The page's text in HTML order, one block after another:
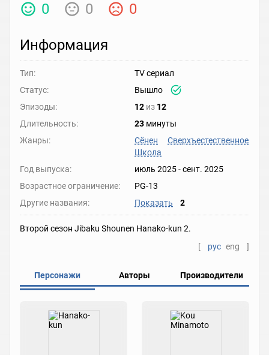
0 0 0
Информация
Тип:
TV сериал
Статус:
Вышло
Эпизоды:
12 из 12
Длительность:
23 минуты
Жанры:
Сёнен
Сверхъестественное
Школа
Год выпуска:
июль 2025-сент. 2025
Возрастное ограничение:
PG-13
Другие названия:
Показать 2
Второй сезон Jibaku Shounen Hanako-kun 2.
[
рус eng ]
Персонажи Авторы Производители